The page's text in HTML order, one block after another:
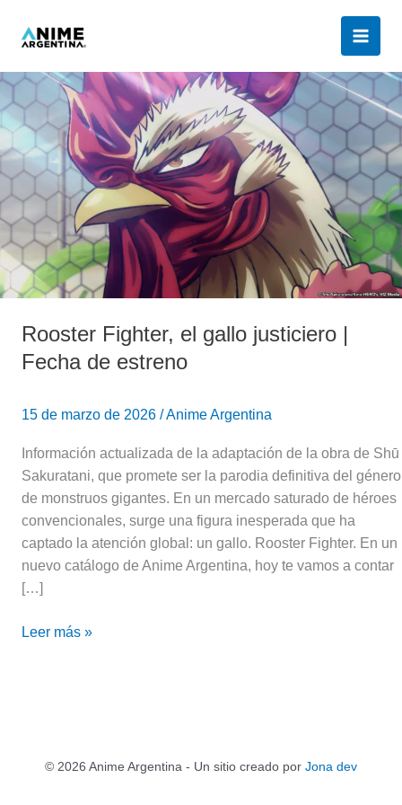
Rooster Fighter, el gallo justiciero |
Fecha de estreno
15 de marzo de 2026 /Anime Argentina
Información actualizada de la adaptación de la obra de Shū
Sakuratani, que promete ser la parodia definitiva del género
de monstruos gigantes. ​En un mercado saturado de héroes
convencionales, surge una figura inesperada que ha
captado la atención global: un gallo. Rooster Fighter. En un
nuevo catálogo de Anime Argentina, hoy te vamos a contar
[…]
Rooster
Fighter,
el
gallo
justiciero
Fecha
de
estreno
Leer más »
© 2026 Anime Argentina - Un sitio creado por Jona dev